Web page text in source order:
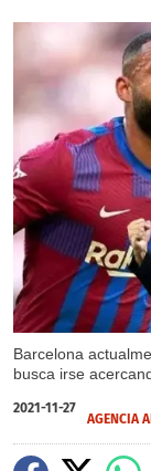
Barcelona
busca irse
2021-11-27
AGENCIA